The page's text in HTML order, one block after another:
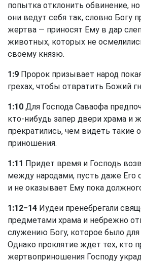
попытка отклонить обвинение,
они ведут себя так, словно Богу
жертва — приносят Ему в дар
животных, которых не
своему князю.
1:9 Пророк призывает народ
грехах, чтобы отвратить Божий
1:10 Для Господа Саваофа
кто-нибудь запер двери храма и
прекратились, чем видеть такие
приношения.
1:11 Придет время и Господь
между народами, пусть даже Его
и не оказывает Ему пока
1:12−14 Иудеи пренебрегали
предметами храма и небрежно
служению Богу, которое было для
Однако проклятие ждет тех, кто
жертвоприношения Господу